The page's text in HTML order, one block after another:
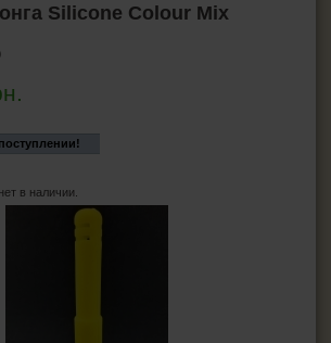
Silicone Colour Mix
в наличии.